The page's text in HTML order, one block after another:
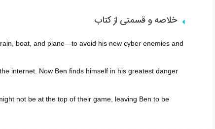
خلاصه و قسمتی از کتاب
boat, and plane—to avoid his new cyber enemies and
internet. Now Ben finds himself in his greatest danger
not be at the top of their game, leaving Ben to be